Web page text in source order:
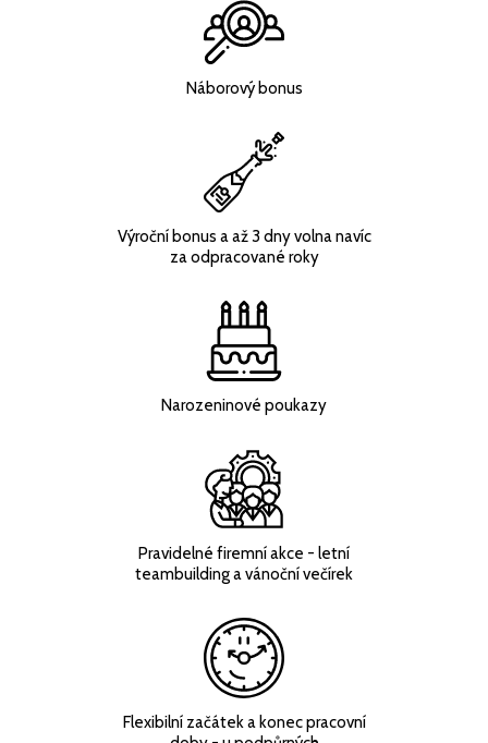
Náborový bonus
Výroční bonus a až 3 dny volna navíc
za odpracované roky
Narozeninové poukazy
Pravidelné firemní akce - letní
teambuilding a vánoční večírek
Flexibilní začátek a konec pracovní